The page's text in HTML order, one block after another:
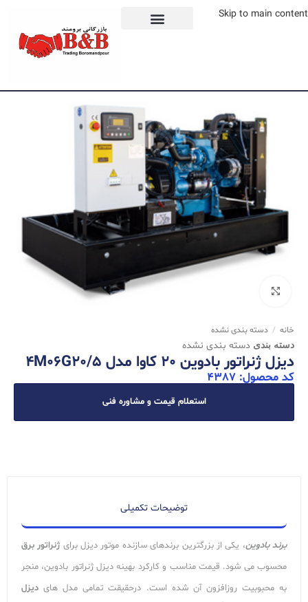
Skip to main content
خانه / دسته بندی نشده
دسته بندی دسته بندی نشده
دیزل ژنراتور بادوین 20 کاوا مدل 4M06G20/5
کد محصول: 4387
استعلام قیمت و مشاوره فنی
توضیحات تکمیلی
برند بادوین، یکی از بزرگترین برندهای سازنده موتور دیزل برای ژنراتور برق
محسوب می شود. قیمت مناسب و کارکرد بهینه دیزل ژنراتور بادوین، منجر
به محبوبیت روزافزون آن شده است. درحقیقت تمامی مدل های دیزل